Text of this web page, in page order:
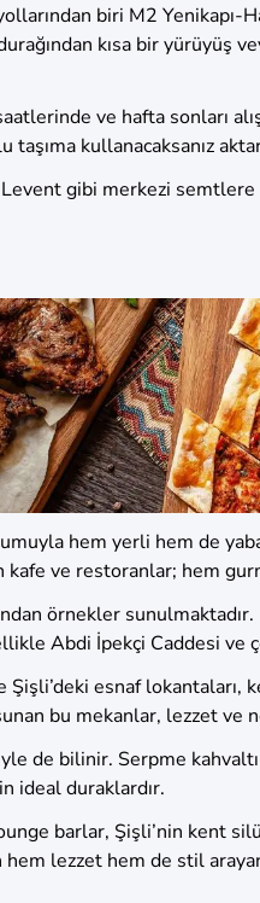
yollarından biri M2
kısa bir yürüyüş
ve hafta sonları
kullanacaksanız
Levent gibi merkezi
hem yerli hem de
ve restoranlar; hem
örnekler
Abdi İpekçi Caddesi ve
esnaf lokantaları,
bu mekanlar, lezzet ve
de bilinir. Serpme
ideal duraklardır.
barlar, Şişli’nin kent
hem lezzet hem de stil